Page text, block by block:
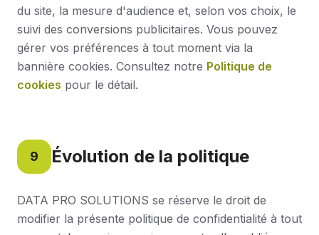
du site, la mesure d'audience et, selon vos choix, le
suivi des conversions publicitaires. Vous pouvez
gérer vos préférences à tout moment via la
bannière cookies. Consultez notre Politique de
cookies pour le détail.
9 Évolution de la politique
DATA PRO SOLUTIONS se réserve le droit de
modifier la présente politique de confidentialité à tout